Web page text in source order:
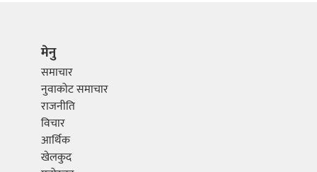
मेनु
समाचार
नुवाकोट समाचार
राजनीति
विचार
आर्थिक
खेलकुद